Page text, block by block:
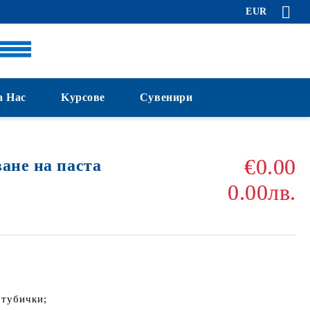
EUR
Нас Kурсове Сувенири
на паста
€0.00
0.00лв.